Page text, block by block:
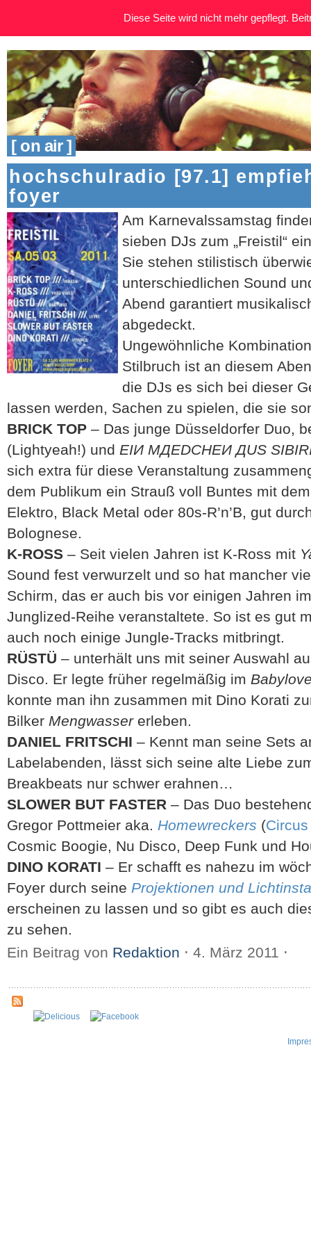
[ on air ]
hochschulradio [97.1]
foyer
Am Karnevalssamstag
sieben DJs zum „Freistil“
Sie stehen stilistisch
unterschiedlichen Sound
Abend garantiert
abgedeckt.
Ungewöhnliche
Stilbruch ist an diesem
die DJs es sich bei dieser
lassen werden, Sachen zu spielen, die sie
BRICK TOP – Das junge Düsseldorfer Duo,
(Lightyeah!) und EIИ MДEDCHEИ ДUS
sich extra für diese Veranstaltung
dem Publikum ein Strauß voll Buntes mit
Elektro, Black Metal oder 80s-R’n’B, gut
Bolognese.
K-ROSS – Seit vielen Jahren ist K-Ross mit
Sound fest verwurzelt und so hat mancher
Schirm, das er auch bis vor einigen Jahren
Junglized-Reihe veranstaltete. So ist es gut
auch noch einige Jungle-Tracks mitbringt.
RÜSTÜ – unterhält uns mit seiner Auswahl
Disco. Er legte früher regelmäßig im
konnte man ihn zusammen mit Dino Korati
Bilker Mengwasser erleben.
DANIEL FRITSCHI – Kennt man seine Sets
Labelabenden, lässt sich seine alte Liebe
Breakbeats nur schwer erahnen…
SLOWER BUT FASTER – Das Duo
Gregor Pottmeier aka. Homewreckers (
Cosmic Boogie, Nu Disco, Deep Funk und
DINO KORATI – Er schafft es nahezu im
Foyer durch seine Projektionen und
erscheinen zu lassen und so gibt es auch
zu sehen.
Ein Beitrag von Redaktion ⋅ 4. März 2011 ⋅
Diese Seite wird nicht mehr gepflegt.